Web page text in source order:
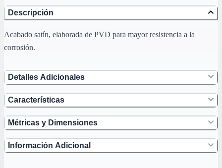
Descripción
Acabado satín, elaborada de PVD para mayor resistencia a la
corrosión.
Detalles Adicionales
Características
Métricas y Dimensiones
Información Adicional